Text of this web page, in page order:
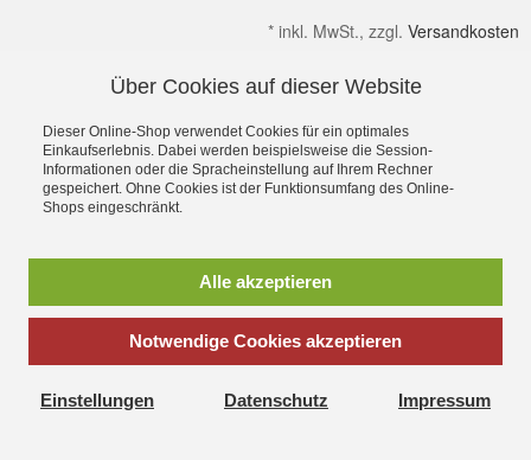
* inkl. MwSt., zzgl. Versandkosten
Irrtümer & kleine Produktabweichungen vorbehalten!
Gültig solange Verfügbar. Die Abbildungen enthalten teilweise
Dekoration bzw. Zusatzausstattung. Preise gelten ohne diese.
Alle Rechte an Namen, Beschreibungen sowie Bildern gehören
Schorndorf,Göppingen,Heidenheim und Schwäbisch Gmünd
Sie suchen einen Seminarraum, Tagungsraum oder einen
Schulungsraum zum mieten, dann wäre unserSeminar und
Schulungs Stadlvielleicht das richtige
© 2002 - 2024 Outdoor-Zeit:Outdoor Shop für
Tops & T-Shirts
Über Cookies auf dieser Website
Dieser Online-Shop verwendet Cookies für ein optimales
Einkaufserlebnis. Dabei werden beispielsweise die Session-
Informationen oder die Spracheinstellung auf Ihrem Rechner
gespeichert. Ohne Cookies ist der Funktionsumfang des Online-
Shops eingeschränkt.
Alle akzeptieren
Notwendige Cookies akzeptieren
Einstellungen Datenschutz Impressum